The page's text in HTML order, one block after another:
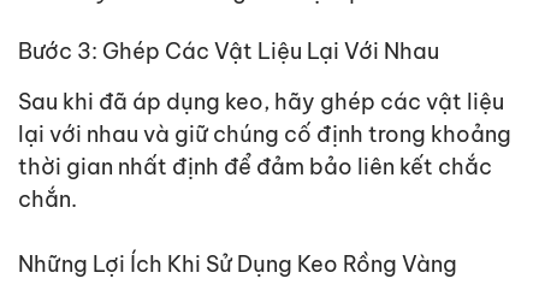
Bước 3: Ghép Các Vật Liệu Lại Với Nhau
Sau khi đã áp dụng keo, hãy ghép các vật liệu
lại với nhau và giữchúng cố định trong khoảng
thời gian nhất định để đảm bảo liên kết chắc
chắn.
Những Lợi Ích Khi Sử Dụng Keo Rồng Vàng